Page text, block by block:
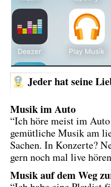
Jeder hat seine
Musik im Auto
“Ich höre meist im
gemütliche Musik am
Sachen. In Konzerte?
gern noch mal live
Musik auf dem Weg